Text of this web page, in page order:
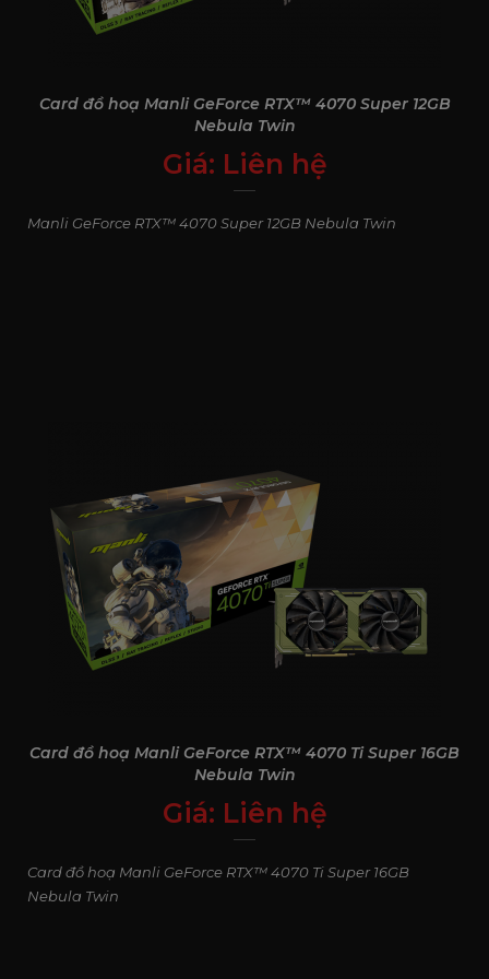
nhanh hơn, phản xạ kịp thời hơn và bắn chính xác hơn
Card đồ hoạ Manli GeForce RTX™ 4070 Super 12GB
Nebula Twin
Giá: Liên hệ
0₫
Manli GeForce RTX™ 4070 Super 12GB Nebula Twin
Card đồ hoạ Manli GeForce RTX™ 4070 Ti Super 16GB
Nebula Twin
Giá: Liên hệ
0₫
Card đồ hoạ Manli GeForce RTX™ 4070 Ti Super 16GB
Nebula Twin